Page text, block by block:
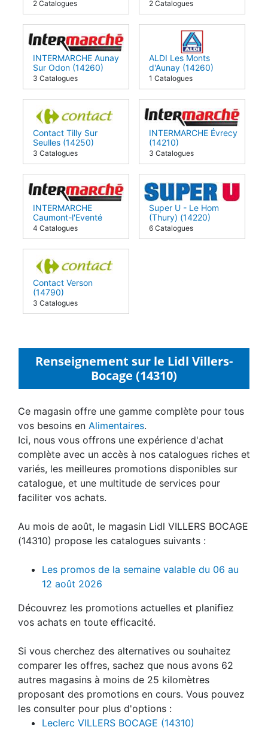
2 Catalogues 2 Catalogues
INTERMARCHE Aunay
Sur Odon (14260)
3 Catalogues
ALDI Les Monts
d'Aunay (14260)
1 Catalogues
Contact Tilly Sur
Seulles (14250)
3 Catalogues
INTERMARCHE Évrecy
(14210)
3 Catalogues
INTERMARCHE
Caumont-l'Eventé
(14240)
4 Catalogues
Super U - Le Hom
(Thury) (14220)
6 Catalogues
Contact Verson
(14790)
3 Catalogues
Renseignement sur le Lidl Villers-
Bocage (14310)
Ce magasin offre une gamme complète pour tous
vos besoins en Alimentaires.
Ici, nous vous offrons une expérience d'achat
complète avec un accès à nos catalogues riches et
variés, les meilleures promotions disponibles sur
catalogue, et une multitude de services pour
faciliter vos achats.
Au mois de août, le magasin Lidl VILLERS BOCAGE
(14310) propose les catalogues suivants :
Les promos de la semaine valable du 06 au
12 août 2026
Découvrez les promotions actuelles et planifiez
vos achats en toute efficacité.
Si vous cherchez des alternatives ou souhaitez
comparer les offres, sachez que nous avons 62
autres magasins à moins de 25 kilomètres
proposant des promotions en cours. Vous pouvez
les consulter pour plus d'options :
Leclerc VILLERS BOCAGE (14310)